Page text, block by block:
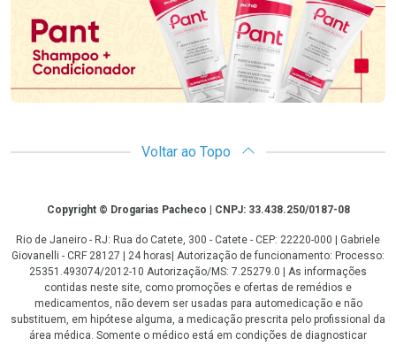
Voltar ao Topo
CopyrightCopyright © Drogarias Pacheco | CNPJ: 33.438.250/0187-08
Rio de Janeiro - RJ: Rua do Catete, 300 - Catete - CEP: 22220-000 | Gabriele
Giovanelli - CRF 28127 | 24 horas| Autorização de funcionamento: Processo:
25351.493074/2012-10 Autorização/MS: 7.25279.0 | As informações
contidas neste site, como promoções e ofertas de remédios e
medicamentos, não devem ser usadas para automedicação e não
substituem, em hipótese alguma, a medicação prescrita pelo profissional da
área médica. Somente o médico está em condições de diagnosticar